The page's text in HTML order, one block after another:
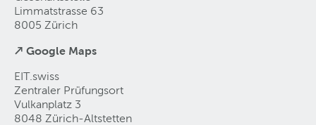
Limmatstrasse 63
8005 Zürich
↗ Google Maps
EIT.swiss
Zentraler Prüfungsort
Vulkanplatz 3
8048 Zürich-Altstetten